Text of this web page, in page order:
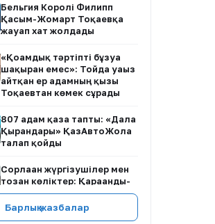
Бельгия Королі Филипп
Қасым-Жомарт Тоқаевқа
жауап хат жолдады
«Қоғамдық тәртіпті бұзуға
шақырған емес»: Тойда уағыз
айтқан ер адамның қызы
Тоқаевтан көмек сұрады
807 адам қаза тапты: «Дала
Қырандары» ҚазАвтоЖолға
талап қойды
Сорлаған жүргізушілер мен
тозған көліктер: Қарағанды-
Жезқазған тас жолы қашан
жөнделеді?
Барлық жазбалар